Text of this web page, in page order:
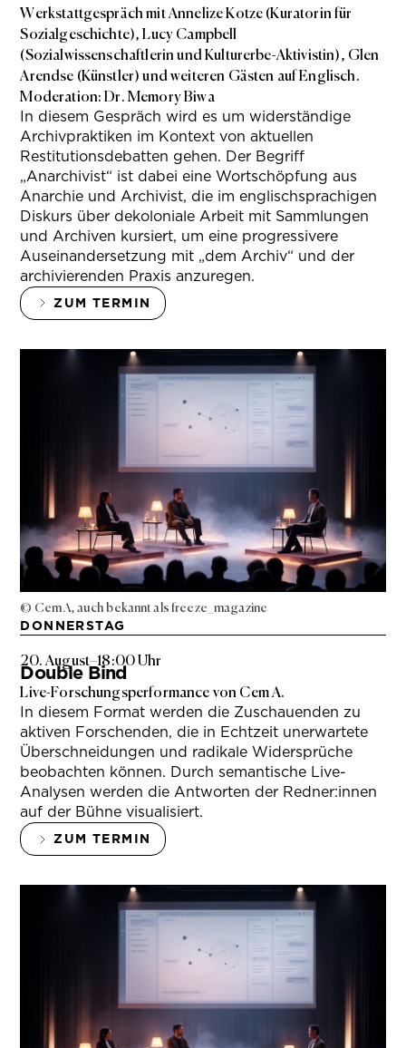
Werkstattgespräch mit Annelize Kotze (Kuratorin für
Sozialgeschichte), Lucy Campbell
(Sozialwissenschaftlerin und Kulturerbe-Aktivistin), Glen
Arendse (Künstler) und weiteren Gästen auf Englisch.
Moderation: Dr. Memory Biwa
In diesem Gespräch wird es um widerständige
Archivpraktiken im Kontext von aktuellen
Restitutionsdebatten gehen. Der Begriff
„Anarchivist“ ist dabei eine Wortschöpfung aus
Anarchie und Archivist, die im englischsprachigen
Diskurs über dekoloniale Arbeit mit Sammlungen
und Archiven kursiert, um eine progressivere
Auseinandersetzung mit „dem Archiv“ und der
archivierenden Praxis anzuregen.
ZUM TERMIN
© Cem A, auch bekannt als freeze_magazine
DONNERSTAG
20. August–18:00 Uhr
Double Bind
Live-Forschungsperformance von Cem A.
In diesem Format werden die Zuschauenden zu
aktiven Forschenden, die in Echtzeit unerwartete
Überschneidungen und radikale Widersprüche
beobachten können. Durch semantische Live-
Analysen werden die Antworten der Redner:innen
auf der Bühne visualisiert.
ZUM TERMIN